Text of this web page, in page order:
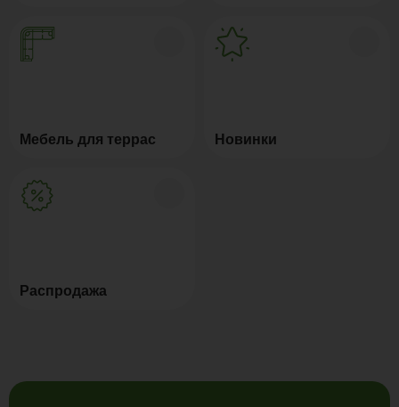
Мебель для террас Новинки
Распродажа